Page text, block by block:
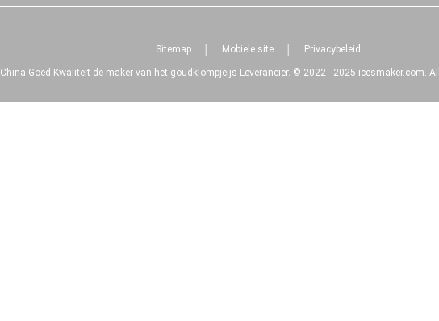
Sitemap Mobiele site Privacybeleid
China Goed Kwaliteit de maker van het goudklompjeijs Leverancier. © 2022 - 2025 icesmaker.com.